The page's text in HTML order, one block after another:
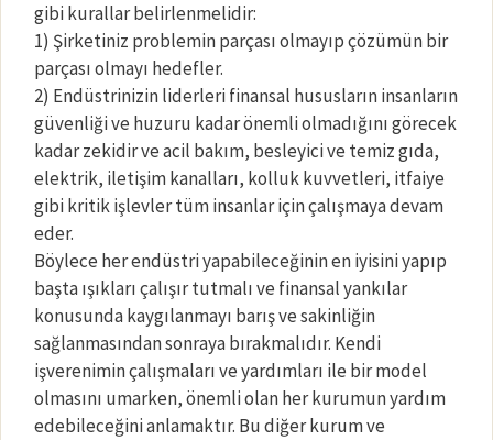
gibi kurallar belirlenmelidir:
1) Şirketiniz problemin parçası olmayıp çözümün bir
parçası olmayı hedefler.
2) Endüstrinizin liderleri finansal hususların insanların
güvenliği ve huzuru kadar önemli olmadığını görecek
kadar zekidir ve acil bakım, besleyici ve temiz gıda,
elektrik, iletişim kanalları, kolluk kuvvetleri, itfaiye
gibi kritik işlevler tüm insanlar için çalışmaya devam
eder.
Böylece her endüstri yapabileceğinin en iyisini yapıp
başta ışıkları çalışır tutmalı ve finansal yankılar
konusunda kaygılanmayı barış ve sakinliğin
sağlanmasından sonraya bırakmalıdır. Kendi
işverenimin çalışmaları ve yardımları ile bir model
olmasını umarken, önemli olan her kurumun yardım
edebileceğini anlamaktır. Bu diğer kurum ve